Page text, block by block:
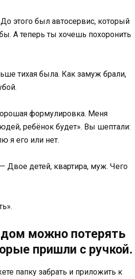
этого был автосервис, который
А теперь ты хочешь похоронить
тихая была. Как замуж брали,
формулировка. Меня
ребёнок будет». Вы шептали:
я его или нет.
Двое детей, квартира, муж. Чего
дом можно потерять
пришли с ручкой.
папку забрать и приложить к